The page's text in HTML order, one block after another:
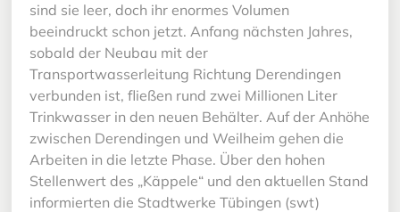
sind sie leer, doch ihr enormes Volumen
beeindruckt schon jetzt. Anfang nächsten Jahres,
sobald der Neubau mit der
Transportwasserleitung Richtung Derendingen
verbunden ist, fließen rund zwei Millionen Liter
Trinkwasser in den neuen Behälter. Auf der Anhöhe
zwischen Derendingen und Weilheim gehen die
Arbeiten in die letzte Phase. Über den hohen
Stellenwert des „Käppele“ und den aktuellen Stand
informierten die Stadtwerke Tübingen (swt)